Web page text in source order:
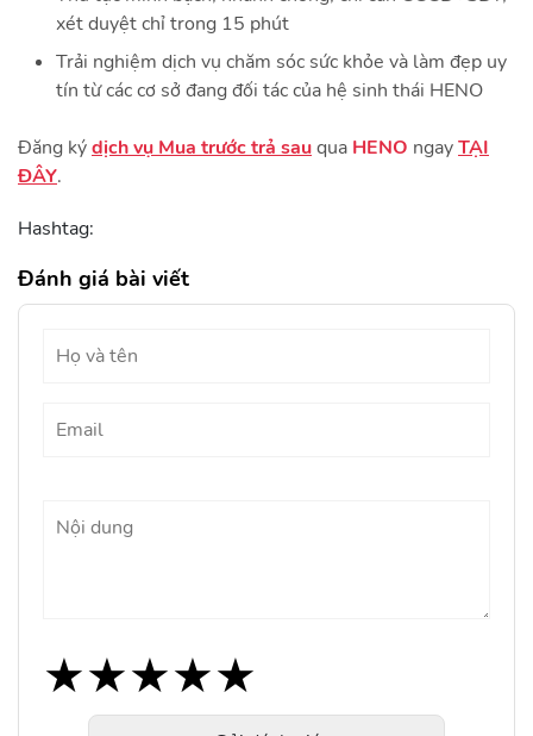
xét duyệt chỉ trong 15 phút
Trải nghiệm dịch vụ chăm sóc sức khỏe và làm đẹp uy
tín từ các cơ sở đang đối tác của hệ sinh thái HENO
Đăng kýdịch vụ Mua trước trả sauqua HENO ngayTẠI
ĐÂY.
Hashtag:
Đánh giá bài viết
★
★★
★★★
★★★★
★★★★★